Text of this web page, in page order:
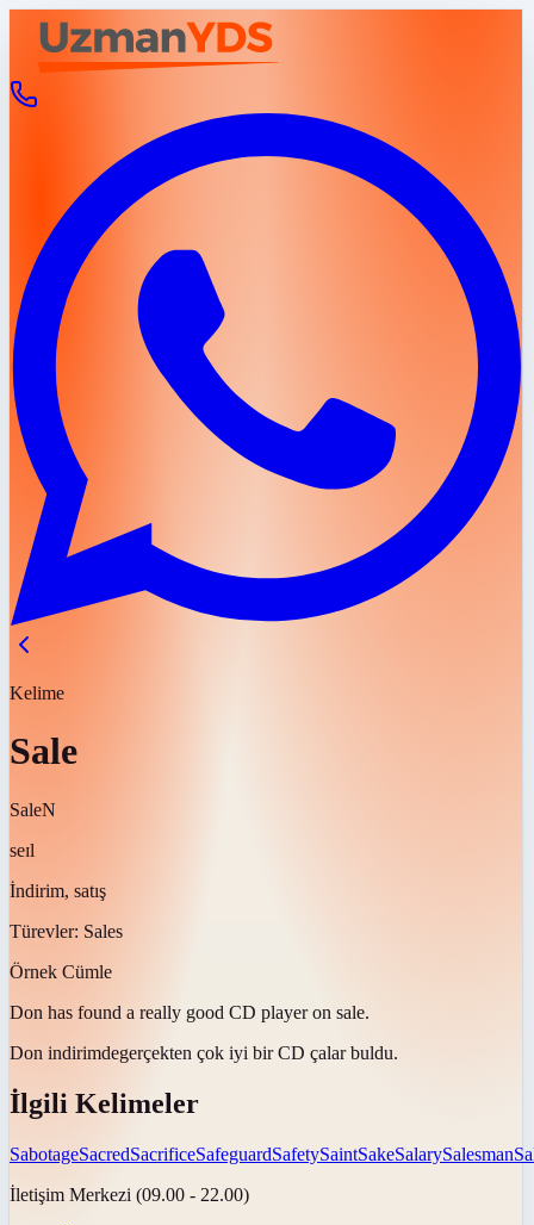
Kelime
Sale
SaleN
seɪl
İndirim, satış
Türevler: Sales
Örnek Cümle
Don has found a really good CD player on sale.
Don indirimdegerçekten çok iyi bir CD çalar buldu.
İlgili Kelimeler
SabotageSacredSacrificeSafeguardSafetySaintSakeSalarySalesman
İletişim Merkezi (09.00 - 22.00)